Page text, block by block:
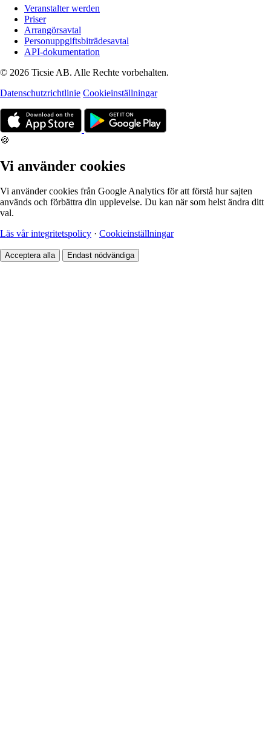
Veranstalter werden
Priser
Arrangörsavtal
Personuppgiftsbiträdesavtal
API-dokumentation
© 2026 Ticsie AB. Alle Rechte vorbehalten.
Datenschutzrichtlinie Cookieinställningar
🍪
Vi använder cookies
Vi använder cookies från Google Analytics för att förstå hur sajten
används och förbättra din upplevelse. Du kan när som helst ändra ditt
val.
Läs vår integritetspolicy · Cookieinställningar
Acceptera alla Endast nödvändiga